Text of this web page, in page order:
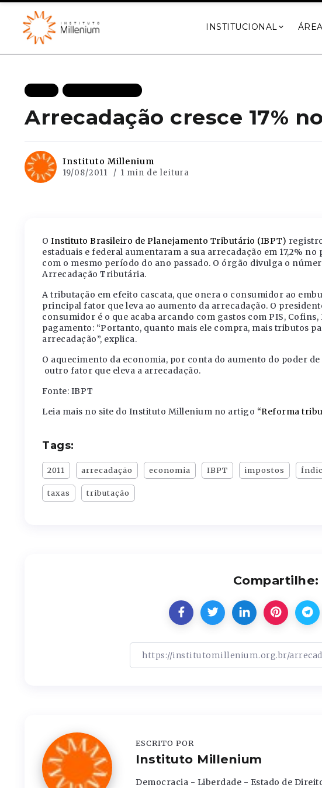
INSTITUCIONAL
Arrecadação cresce 17%
Instituto Millenium
19/08/2011 1 min de leitura
O Instituto Brasileiro de Planejamento Tributário (IBPT)
estaduais e federal aumentaram a sua arrecadação em 17,2%
com o mesmo período do ano passado. O órgão divulga o
Arrecadação Tributária.
A tributação em efeito cascata, que onera o consumidor ao
principal fator que leva ao aumento da arrecadação. O
consumidor é o que acaba arcando com gastos com PIS,
pagamento: “Portanto, quanto mais ele compra, mais tributos
arrecadação”, explica.
O aquecimento da economia, por conta do aumento do poder
outro fator que eleva a arrecadação.
Fonte: IBPT
Leia mais no site do Instituto Millenium no artigo “Reforma
Tags:
2011 arrecadação economia IBPT impostos
taxas tributação
Compartilhe:
ESCRITO POR
Instituto Millenium
Democracia - Liberdade - Estado de